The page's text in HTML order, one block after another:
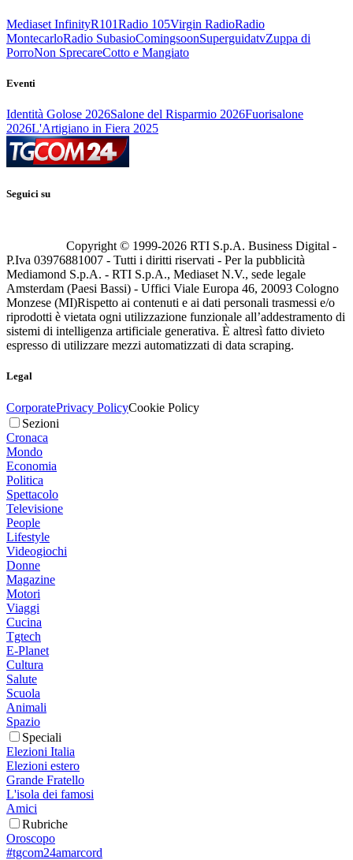
Mediaset InfinityR101Radio 105Virgin RadioRadio
MontecarloRadio SubasioComingsoonSuperguidatvZuppa di
PorroNon SprecareCotto e Mangiato
Eventi
Identità Golose 2026Salone del Risparmio 2026Fuorisalone
2026L'Artigiano in Fiera 2025
Seguici su
Copyright © 1999-2026 RTI S.p.A. Business Digital -
P.Iva 03976881007 - Tutti i diritti riservati - Per la pubblicità
Mediamond S.p.A. - RTI S.p.A., Mediaset N.V., sede legale
Amsterdam (Paesi Bassi) - Uffici Viale Europa 46, 20093 Cologno
Monzese (MI)Rispetto ai contenuti e ai dati personali trasmessi e/o
riprodotti è vietata ogni utilizzazione funzionale all’addestramento di
sistemi di intelligenza artificiale generativa. È altresì fatto divieto
espresso di utilizzare mezzi automatizzati di data scraping.
Legal
CorporatePrivacy PolicyCookie Policy
Sezioni
Cronaca
Mondo
Economia
Politica
Spettacolo
Televisione
People
Lifestyle
Videogiochi
Donne
Magazine
Motori
Viaggi
Cucina
Tgtech
E-Planet
Cultura
Salute
Scuola
Animali
Spazio
Speciali
Elezioni Italia
Elezioni estero
Grande Fratello
L'isola dei famosi
Amici
Rubriche
Oroscopo
#tgcom24amarcord